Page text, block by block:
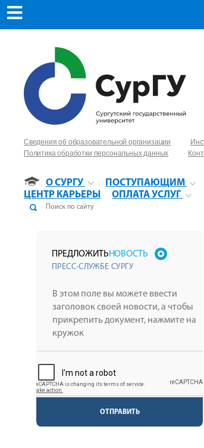
Сведения об образовательной организации
Политика обработки персональных данных
О СУРГУ ПОСТУПАЮЩИМ
ЦЕНТР КАРЬЕРЫ
ОПЛАТА УСЛУГ
ПРЕДЛОЖИТЬНОВОСТЬ
ПРЕСС-СЛУЖБЕ СУРГУ
ОТПРАВИТЬ